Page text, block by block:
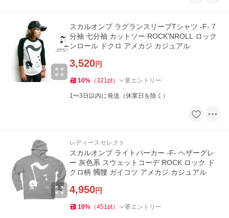
スカルオンプ ラグランスリーブTシャツ -F- 7
分袖 七分袖 カットソー ROCK'NROLL ロック
ンロール ドクロ アメカジ カジュアル
3,520円
10% （321pt） 要エントリー
1〜3日以内に発送（休業日を除く）
レディースセレクト
スカルオンプ ライトパーカー -F- ヘザーグレ
ー 灰色系 スウェットコーデ ROCK ロック ド
クロ柄 髑髏 ガイコツ アメカジ カジュアル
4,950円
10% （451pt） 要エントリー